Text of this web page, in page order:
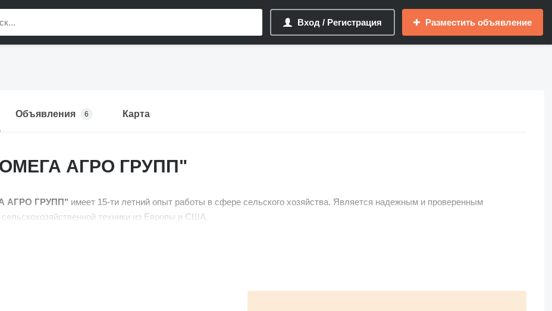
Вход / Регистрация Разместить объявление
Объявления 6 Карта
АГРО ГРУПП"
АГРО ГРУПП" имеет 15-ти летний опыт работы в сфере сельского хозяйства. Является надежным и проверенным
техники из Европы и США.